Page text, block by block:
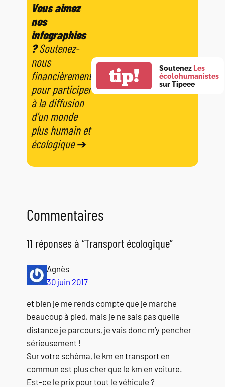
Vous aimez
nos
infographies
? Soutenez-
nous
financièrement
pour participer
à la diffusion
d’un monde
plus humain et
écologique➔
tip! Soutenez Les
écolohumanistes
sur Tipeee
Commentaires
11 réponses à “Transport écologique”
Agnès
30 juin 2017
et bien je me rends compte que je marche
beaucoup à pied, mais je ne sais pas quelle
distance je parcours, je vais donc m’y pencher
sérieusement !
Sur votre schéma, le km en transport en
commun est plus cher que le km en voiture.
Est-ce le prix pour tout le véhicule ?